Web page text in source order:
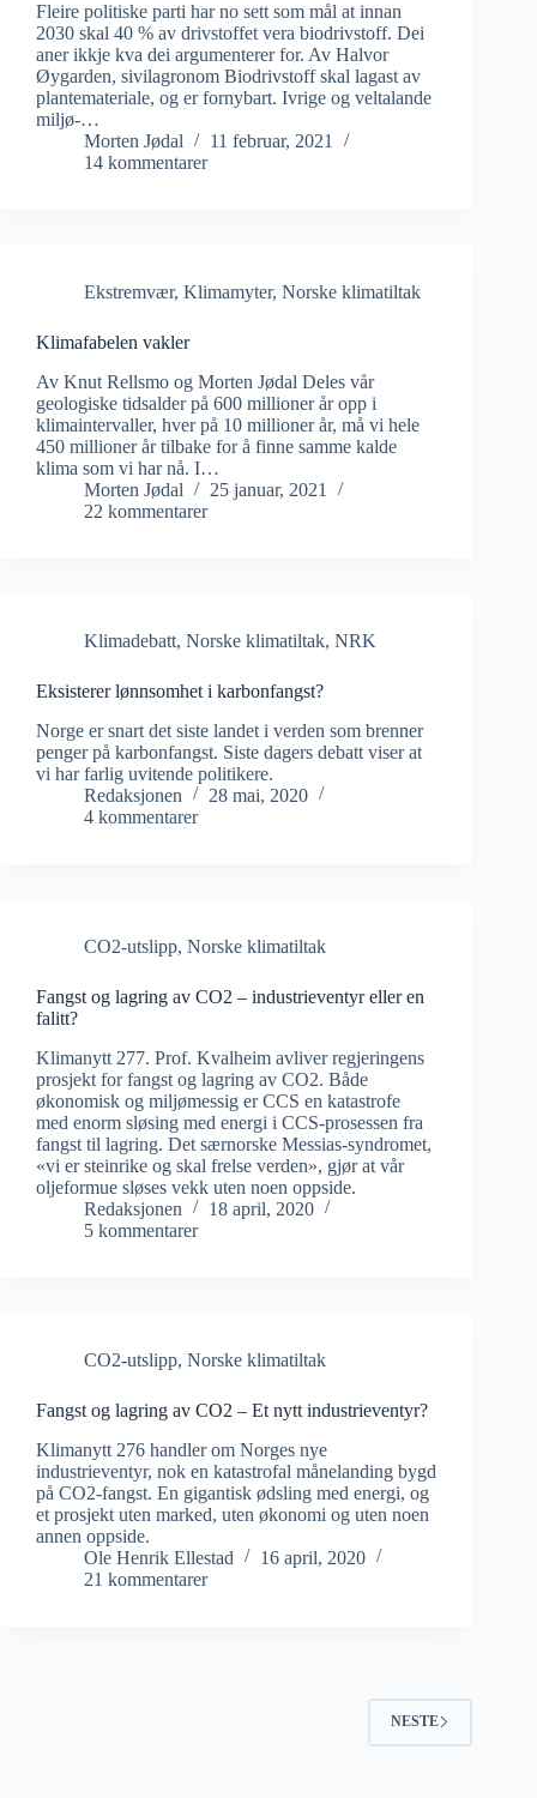
Fleire politiske parti har no sett som mål at innan
2030 skal 40 % av drivstoffet vera biodrivstoff. Dei
aner ikkje kva dei argumenterer for. Av Halvor
Øygarden, sivilagronom Biodrivstoff skal lagast av
plantemateriale, og er fornybart. Ivrige og veltalande
miljø-…
Morten Jødal
11 februar, 2021
14 kommentarer
Ekstremvær, Klimamyter, Norske klimatiltak
Klimafabelen vakler
Av Knut Rellsmo og Morten Jødal Deles vår
geologiske tidsalder på 600 millioner år opp i
klimaintervaller, hver på 10 millioner år, må vi hele
450 millioner år tilbake for å finne samme kalde
klima som vi har nå. I…
Morten Jødal
25 januar, 2021
22 kommentarer
Klimadebatt, Norske klimatiltak, NRK
Eksisterer lønnsomhet i karbonfangst?
Norge er snart det siste landet i verden som brenner
penger på karbonfangst. Siste dagers debatt viser at
vi har farlig uvitende politikere.
Redaksjonen
28 mai, 2020
4 kommentarer
CO2-utslipp, Norske klimatiltak
Fangst og lagring av CO2 – industrieventyr eller en
falitt?
Klimanytt 277. Prof. Kvalheim avliver regjeringens
prosjekt for fangst og lagring av CO2. Både
økonomisk og miljømessig er CCS en katastrofe
med enorm sløsing med energi i CCS-prosessen fra
fangst til lagring. Det særnorske Messias-syndromet,
«vi er steinrike og skal frelse verden», gjør at vår
oljeformue sløses vekk uten noen oppside.
Redaksjonen
18 april, 2020
5 kommentarer
CO2-utslipp, Norske klimatiltak
Fangst og lagring av CO2 – Et nytt industrieventyr?
Klimanytt 276 handler om Norges nye
industrieventyr, nok en katastrofal månelanding bygd
på CO2-fangst. En gigantisk ødsling med energi, og
et prosjekt uten marked, uten økonomi og uten noen
annen oppside.
Ole Henrik Ellestad
16 april, 2020
21 kommentarer
NESTE